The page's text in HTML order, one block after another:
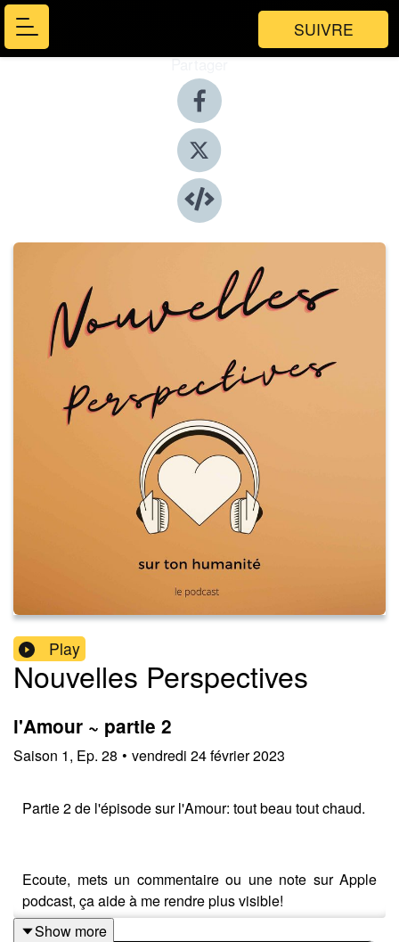
SUIVRE
Partager
Play
Nouvelles Perspectives
l'Amour ~ partie 2
Saison 1, Ep. 28 • vendredi 24 février 2023
Partie 2 de l'épisode sur l'Amour: tout beau tout chaud.
Ecoute, mets un commentaire ou une note sur Apple
podcast, ça aide à me rendre plus visible!
Show more